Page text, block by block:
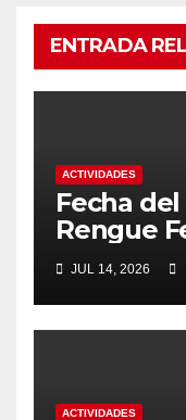
ENTRADA
ACTIVIDADES
Fecha
Rengue
2026
JUL 14, 2026
ACTIVIDADES